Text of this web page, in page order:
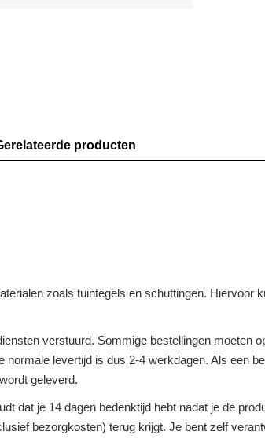
producten
zoals tuintegels en schuttingen. Hiervoor
verstuurd. Sommige bestellingen moeten
levertijd is dus 2-4 werkdagen. Als een
geleverd.
dat je 14 dagen bedenktijd hebt nadat je de
bezorgkosten) terug krijgt. Je bent zelf